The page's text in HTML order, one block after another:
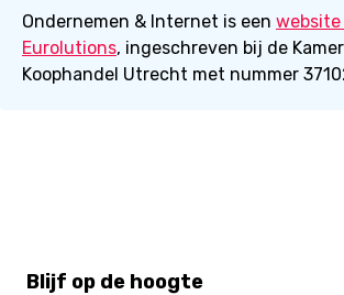
Ondernemen & Internet is een website
Eurolutions, ingeschreven bij de
Koophandel Utrecht met nummer
Blijf op de hoogte